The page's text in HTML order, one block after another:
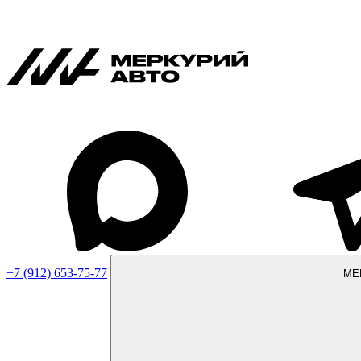
+7 (912) 653-75-77